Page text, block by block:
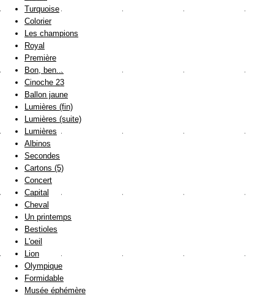
Turquoise
Colorier
Les champions
Royal
Première
Bon, ben...
Cinoche 23
Ballon jaune
Lumières (fin)
Lumières (suite)
Lumières
Albinos
Secondes
Cartons (5)
Concert
Capital
Cheval
Un printemps
Bestioles
L'oeil
Lion
Olympique
Formidable
Musée éphémère